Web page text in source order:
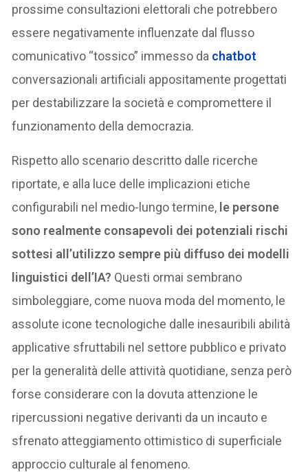
prossime consultazioni elettorali che potrebbero
essere negativamente influenzate dal flusso
comunicativo “tossico” immesso da chatbot
conversazionali artificiali appositamente progettati
per destabilizzare la società e compromettere il
funzionamento della democrazia.
Rispetto allo scenario descritto dalle ricerche
riportate, e alla luce delle implicazioni etiche
configurabili nel medio-lungo termine, le persone
sono realmente consapevoli dei potenziali rischi
sottesi all’utilizzo sempre più diffuso dei modelli
linguistici dell’IA? Questi ormai sembrano
simboleggiare, come nuova moda del momento, le
assolute icone tecnologiche dalle inesauribili abilità
applicative sfruttabili nel settore pubblico e privato
per la generalità delle attività quotidiane, senza però
forse considerare con la dovuta attenzione le
ripercussioni negative derivanti da un incauto e
sfrenato atteggiamento ottimistico di superficiale
approccio culturale al fenomeno.